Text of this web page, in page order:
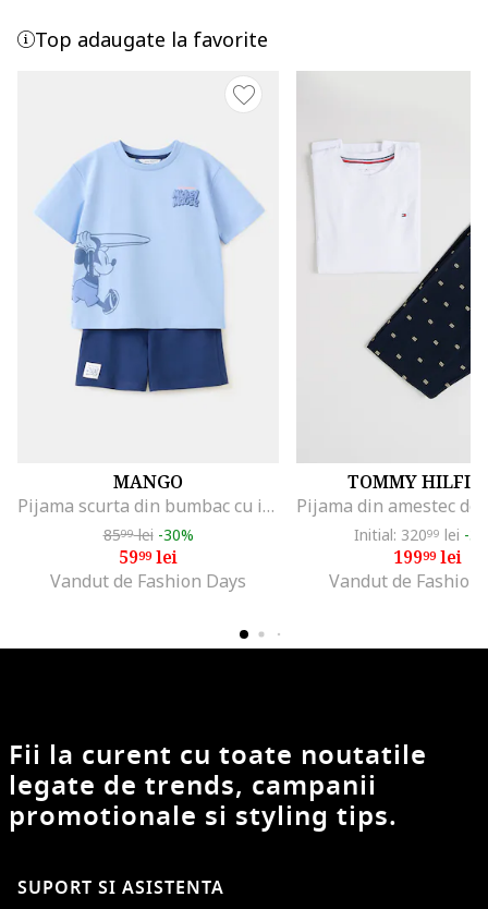
Top adaugate la favorite
MANGO
Pijama scurta din bumbac cu imprimeu cu Mickey Mouse, Albastru lavanda/Bleumarin
8599lei -30%
5999lei
Vandut de Fashion Days
TOMMY
Initial: 32099 lei -
19999lei
Vandut de Fashion
Fii la curent cu toate noutatile
legate de trends, campanii
promotionale si styling tips.
SUPORT SI ASISTENTA